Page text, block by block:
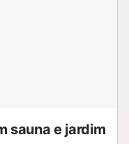
sauna e jardim